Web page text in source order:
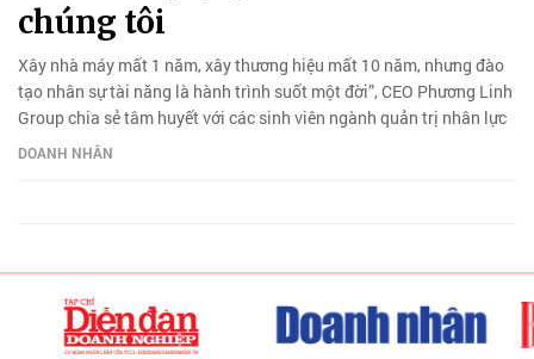
chúng tôi
Xây nhà máy mất 1 năm, xây thương hiệu mất 10 năm, nhưng đào
tạo nhân sự tài năng là hành trình suốt một đời”, CEO Phương Linh
Group chia sẻ tâm huyết với các sinh viên ngành quản trị nhân lực
DOANH NHÂN